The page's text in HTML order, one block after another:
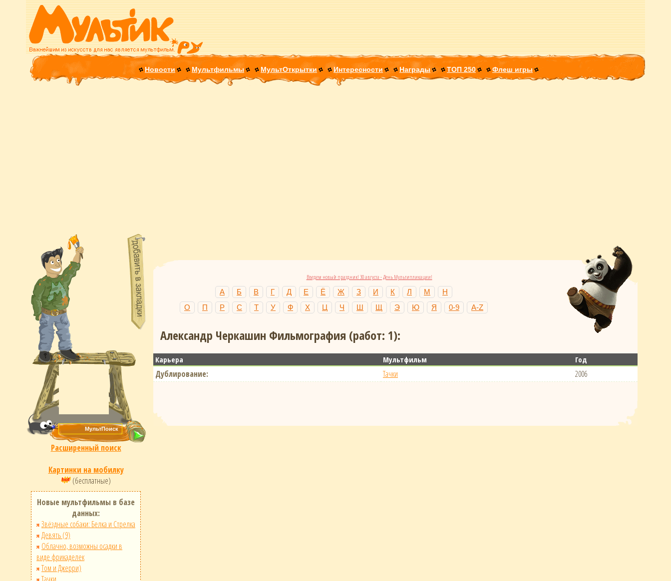
Новости Мультфильмы МультОткрытки Интересности Награды ТОП 250 Флеш игры
Расширенный поиск
Картинки на мобилку
(бесплатные)
Новые мультфильмы в базе
данных:
Звёздные собаки: Белка и Стрелка
Девять (9)
Облачно, возможны осадки в
виде фрикаделек
Том и Джерри)
Введем новый праздник! 30 августа - День Мультипликации!
А Б В Г Д Е Ё Ж З И К Л М
Н
О
П Р С Т У Ф Х Ц Ч Ш Щ Э Ю Я 0-9 A-Z
Александр Черкашин Фильмография (работ: 1):
Карьера Мультфильм Год
Дублирование: Тачки 2006